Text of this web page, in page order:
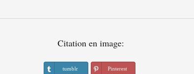
Citation en image:
tumblr Pinterest